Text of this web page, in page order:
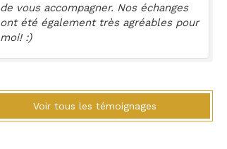
de vous accompagner. Nos échanges
ont été également très agréables pour
moi! :)
Voir tous les témoignages